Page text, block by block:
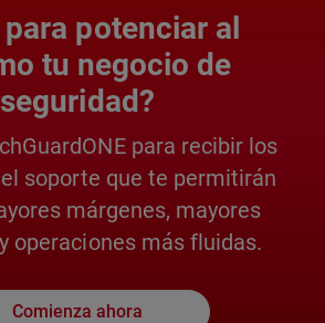
potenciar al
tu negocio de
seguridad?
para recibir los
soporte que te permitirán
márgenes, mayores
operaciones más fluidas.
Comienza ahora